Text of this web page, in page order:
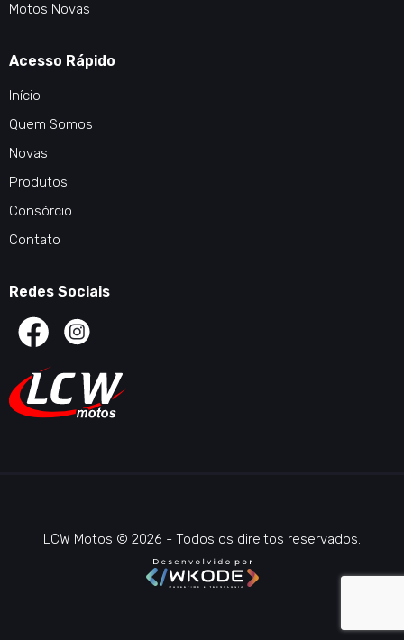
Motos Novas
Acesso Rápido
Início
Quem Somos
Novas
Produtos
Consórcio
Contato
Redes Sociais
LCW Motos © 2026 - Todos os direitos reservados.